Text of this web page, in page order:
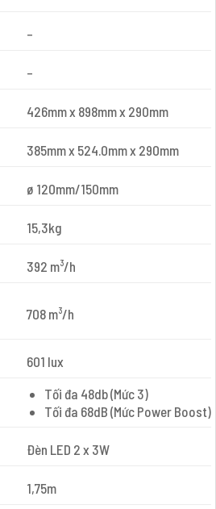
–
–
426mm x 898mm x 290mm
385mm x 524.0mm x 290mm
ø 120mm/150mm
15,3kg
392 m³/h
708 m³/h
601 lux
Tối đa 48db (Mức 3)
Tối đa 68dB (Mức Power Boost)
Đèn LED 2 x 3W
1,75m